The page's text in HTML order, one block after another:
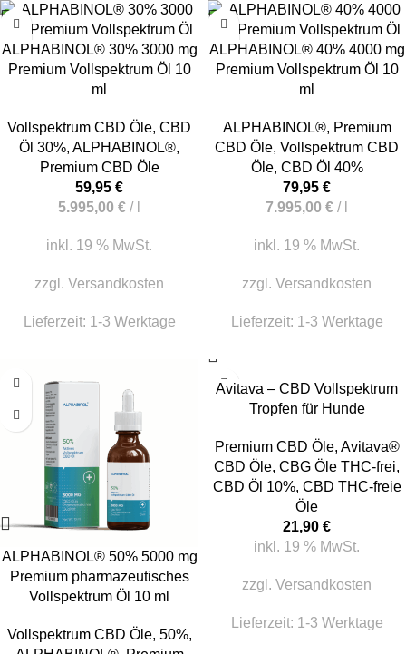
ALPHABINOL® 30% 3000 mg
Premium Vollspektrum Öl 10
ml
Vollspektrum CBD Öle, CBD
Öl 30%, ALPHABINOL®,
Premium CBD Öle
59,95 €
5.995,00 € /
inkl. 19 % MwSt.
zzgl. Versandkosten
Lieferzeit: 1-3 Werktage
ALPHABINOL® 40% 4000 mg
Premium Vollspektrum Öl 10
ml
ALPHABINOL®, Premium
CBD Öle, Vollspektrum CBD
Öle, CBD Öl 40%
79,95 €
7.995,00 € /
inkl. 19 % MwSt.
zzgl. Versandkosten
Lieferzeit: 1-3 Werktage
ALPHABINOL® 50% 5000 mg
Premium pharmazeutisches
Vollspektrum Öl 10 ml
Vollspektrum CBD Öle, 50%,
Avitava – CBD Vollspektrum
Tropfen für Hunde
Premium CBD Öle, Avitava®
CBD Öle, CBG Öle THC-frei,
CBD Öl 10%, CBD THC-freie
Öle
21,90 €
inkl. 19 % MwSt.
zzgl. Versandkosten
Lieferzeit: 1-3 Werktage